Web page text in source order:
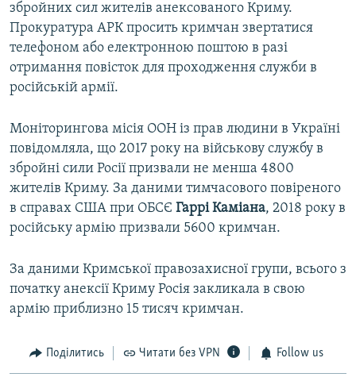
збройних сил жителів анексованого Криму.
Прокуратура АРК просить кримчан звертатися
телефоном або електронною поштою в разі
отримання повісток для проходження служби в
російській армії.
Моніторингова місія ООН із прав людини в Україні
повідомляла, що 2017 року на військову службу в
збройні сили Росії призвали не менша 4800
жителів Криму. За даними тимчасового повіреного
в справах США при ОБСЄ Гаррі Каміана, 2018 року в
російську армію призвали 5600 кримчан.
За даними Кримської правозахисної групи, всього з
початку анексії Криму Росія закликала в свою
армію приблизно 15 тисяч кримчан.
Поділитись Читати без VPN Follow us